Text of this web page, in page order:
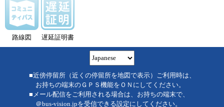
路線図 遅延証明書
■近傍停留所（近くの停留所を地図で表示）ご利用時は、
お持ちの端末のＧＰＳ機能をＯＮにしてください。
■メール配信をご利用される場合は、お持ちの端末で、
＠bus-vision.jpを受信できる設定にしてください。